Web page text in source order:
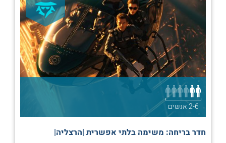
2-6 אנשים
חדר בריחה: משימה בלתי אפשרית |הרצליה|